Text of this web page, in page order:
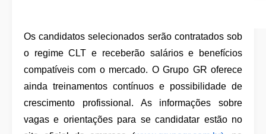
Os candidatos selecionados serão contratados sob
o regime CLT e receberão salários e benefícios
compatíveis com o mercado. O Grupo GR oferece
ainda treinamentos contínuos e possibilidade de
crescimento profissional. As informações sobre
vagas e orientações para se candidatar estão no